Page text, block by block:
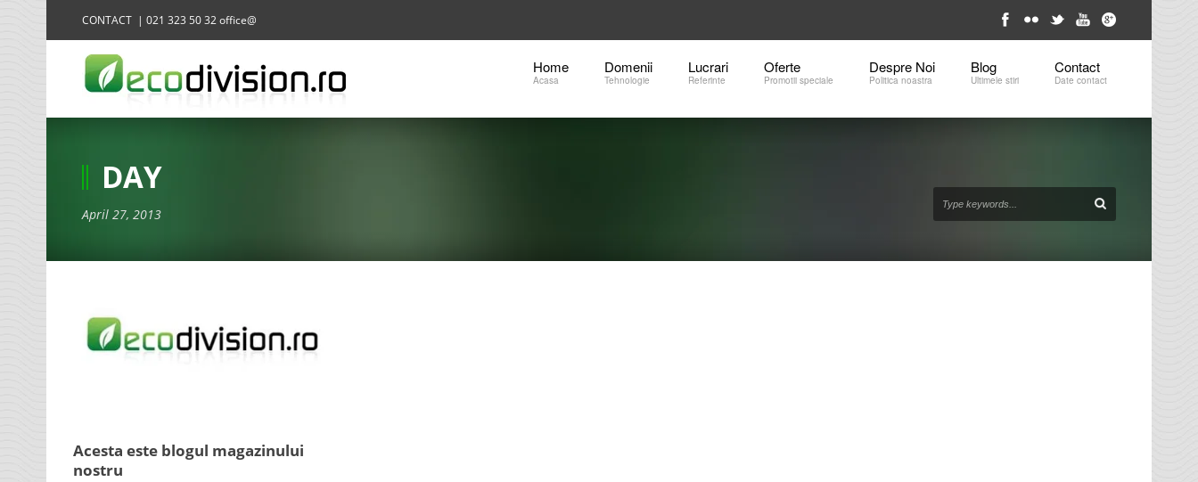
CONTACT | 021 323 50 32 office@
Home
Acasa
Domenii
Tehnologie
Lucrari
Referinte
Oferte
Promotii speciale
Despre Noi
Politica noastra
Blog
Ultimele stiri
Contact
Date contact
DAY
April 27, 2013
Acesta este blogul magazinului
nostru